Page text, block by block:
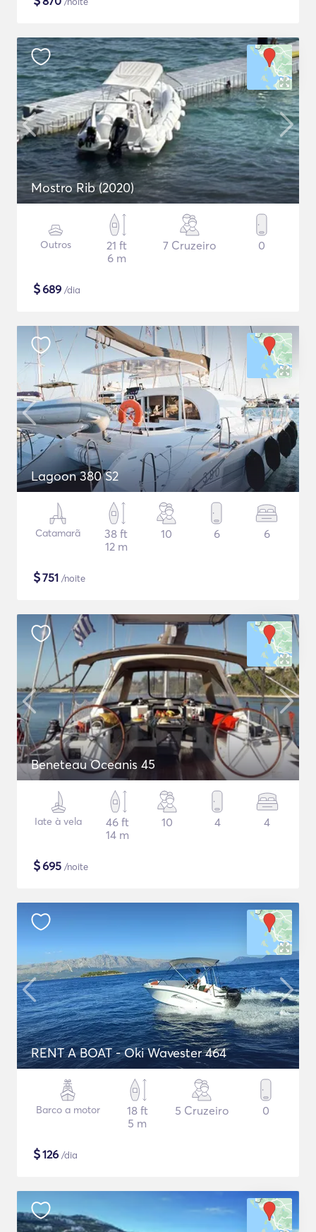
Mostro Rib (2020)
Outros
21 ft
6 m
7 Cruzeiro 0
$689 /dia
Lagoon 380 S2
Catamarã
38 ft
12 m
10 6 6
$751 /noite
Beneteau Oceanis 45
Iate à vela
46 ft
14 m
10 4 4
$695 /noite
RENT A BOAT - Oki Wavester 464
Barco a motor
18 ft
5 m
5 Cruzeiro 0
$126 /dia